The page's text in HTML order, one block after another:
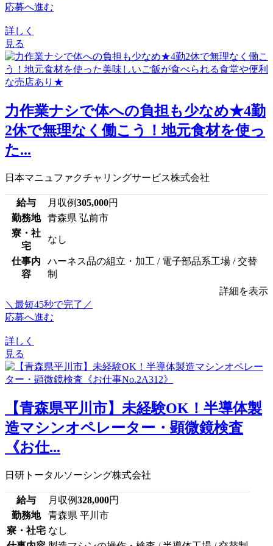
応募へ進む
詳しく
見る
力作業ナシで体への負担も少なめ★4勤
2休で無理なく働こう！地元食材を使っ
た...
日本マニュファクチャリングサービス株式会社
給与 月収例305,000円
勤務地
青森県 弘前市
寮・社
宅
なし
仕事内
容
ハーネス品の組立・加工 / 電子部品系工場 / 交替
制
詳細を表示
＼最短45秒で完了／
応募へ進む
詳しく
見る
【青森県平川市】未経験OK！半導体製
造マシンオペレーター・顕微鏡検査
《お仕...
日研トータルソーシング株式会社
給与 月収例328,000円
勤務地
青森県 平川市
寮・社宅 なし